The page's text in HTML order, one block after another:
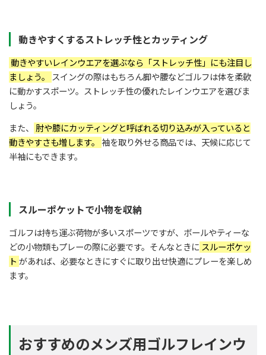
動きやすくするストレッチ性とカッティング
動きやすいレインウエアを選ぶなら「ストレッチ性」にも注目し
ましょう。
スイングの際はもちろん脚や腰などゴルフは体を柔軟
に動かすスポーツ。ストレッチ性の優れたレインウエアを選びま
しょう。
また、
肘や膝にカッティングと呼ばれる切り込みが入っていると
動きやすさも増します。 袖を取り外せる商品では、天候に応じて
半袖にもできます。
スルーポケットで小物を収納
ゴルフは持ち運ぶ荷物が多いスポーツですが、ボールやティーな
どの小物類もプレーの際に必要です。そんなときに スルーポケッ
ト があれば、必要なときにすぐに取り出せ快適にプレーを楽しめ
ます。
おすすめのメンズ用ゴルフレインウ